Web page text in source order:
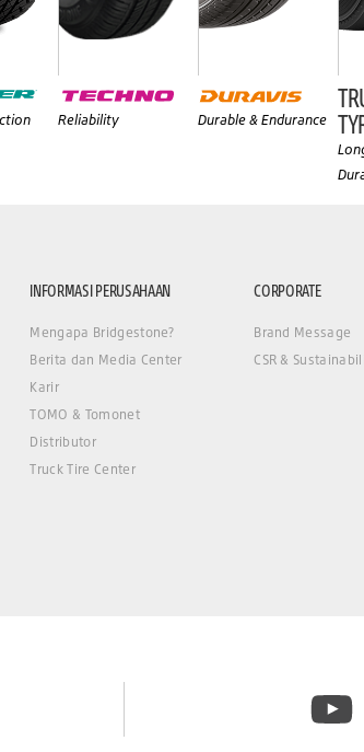
Reliability Durable & Endurance
INFORMASI PERUSAHAAN
Mengapa Bridgestone?
Berita dan Media Center
Karir
TOMO & Tomonet
Distributor
Truck Tire Center
CORPORATE
Brand Message
CSR &